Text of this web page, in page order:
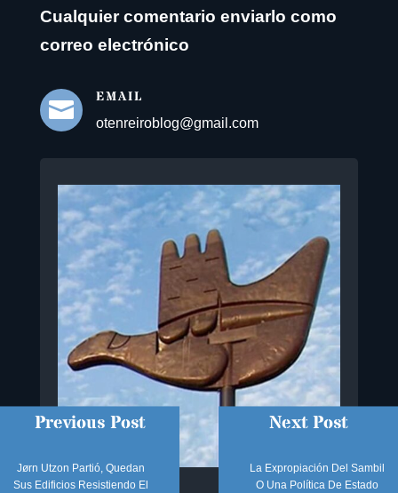
Cualquier comentario enviarlo como
correo electrónico

EMAIL
otenreiroblog@gmail.com
Previous Post
Jørn Utzon Partió, Quedan
Sus Edificios Resistiendo El
Next Post
La Expropiación Del Sambil
O Una Política De Estado